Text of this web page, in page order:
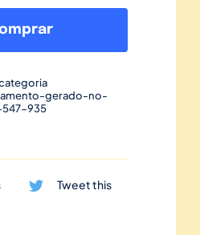
de
no
dia
quantidade
gerado-no-
935
Tweet this